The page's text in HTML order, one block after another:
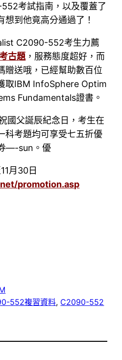
考試指南，以及覆蓋了
到他竟高分通過了！
C2090-552考生力薦
古題 ，服務態度超好，而
贈送哦，已經幫助數百位
取IBM InfoSphere Optim
Fundamentals證書。
國父誕辰紀念日，考生在
科考題均可享受七五折優
—-sun。優
月30日
promotion.asp
552複習資料, C2090-552